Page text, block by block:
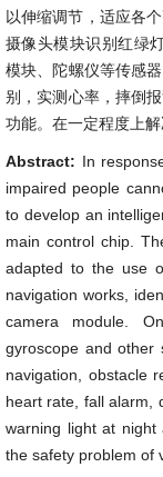
以伸缩调节，适应各
摄像头模块识别红绿
模块、陀螺仪等传感
别，实测心率，摔倒
功能。在一定程度上
Abstract: In
impaired people
to develop an
main control chip.
adapted to the use
navigation works,
camera module.
gyroscope and other
navigation, obstacle
heart rate, fall alarm,
warning light at night
the safety problem of